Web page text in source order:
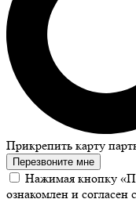
Прикрепить карту
Перезвоните мне
Нажимая кнопку
ознакомлен и согласен